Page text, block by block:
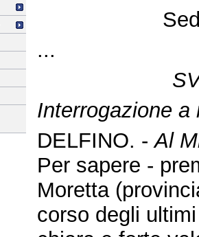
...
Interrogazione a
DELFINO. -Al
Per sapere -
Moretta
corso degli